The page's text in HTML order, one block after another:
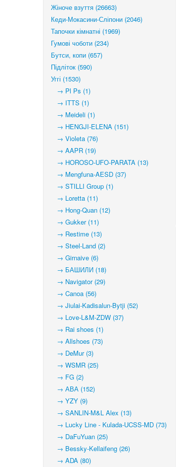
Жіноче взуття (26663)
Кеди-Мокасини-Сліпони (2046)
Тапочки кімнатні (1969)
Гумові чоботи (234)
Бутси, копи (657)
Підліток (590)
Уггі (1530)
→ Pl Ps (1)
→ ITTS (1)
→ Meideli (1)
→ HENGJI-ELENA (151)
→ Violeta (76)
→ AAPR (19)
→ HOROSO-UFO-PARATA (13)
→ Mengfuna-AESD (37)
→ STILLI Group (1)
→ Loretta (11)
→ Hong-Quan (12)
→ Gukker (11)
→ Restime (13)
→ Steel-Land (2)
→ Girnaive (6)
→ БАШИЛИ (18)
→ Navigator (29)
→ Canoa (56)
→ Jiulai-Kadisalun-Bytji (52)
→ Love-L&M-ZDW (37)
→ Rai shoes (1)
→ Allshoes (73)
→ DeMur (3)
→ WSMR (25)
→ FG (2)
→ АВА (152)
→ YZY (9)
→ SANLIN-M&L Alex (13)
→ Lucky Line - Kulada-UCSS-MD (73)
→ DaFuYuan (25)
→ Bessky-Kellaifeng (26)
→ ADA (80)